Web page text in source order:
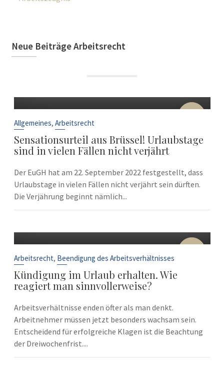
Neue Beiträge Arbeitsrecht
22
Allgemeines, Arbeitsrecht
Sensationsurteil aus Brüssel! Urlaubstage
sind in vielen Fällen nicht verjährt
Der EuGH hat am 22. September 2022 festgestellt, dass
Urlaubstage in vielen Fällen nicht verjährt sein dürften.
Die Verjährung beginnt nämlich...
10
Arbeitsrecht, Beendigung des Arbeitsverhältnisses
Kündigung im Urlaub erhalten. Wie
reagiert man sinnvollerweise?
Arbeitsverhältnisse enden öfter als man denkt.
Arbeitnehmer müssen jetzt besonders wachsam sein.
Entscheidend für erfolgreiche Klagen ist die Beachtung
der Dreiwochenfrist....